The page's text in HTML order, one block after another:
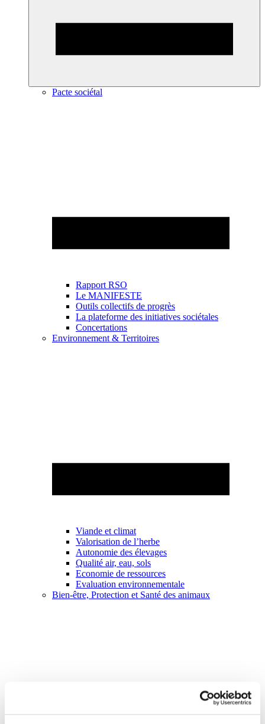
Pacte sociétal
Rapport RSO
Le MANIFESTE
Outils collectifs de progrès
La plateforme des initiatives sociétales
Concertations
Environnement & Territoires
Viande et climat
Valorisation de l’herbe
Autonomie des élevages
Qualité air, eau, sols
Economie de ressources
Evaluation environnementale
Bien-être, Protection et Santé des animaux